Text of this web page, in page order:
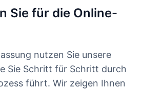
Sie für die Online-
nutzen Sie unsere
Sie Schritt für Schritt durch
führt. Wir zeigen Ihnen